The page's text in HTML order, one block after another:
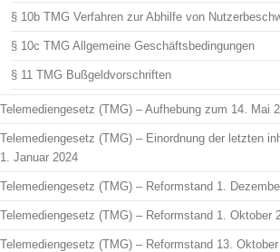
§ 10b TMG Verfahren zur Abhilfe von
§ 10c TMG Allgemeine Geschäftsbedingungen
§ 11 TMG Bußgeldvorschriften
Telemediengesetz (TMG) – Aufhebung zum 14. Mai
Telemediengesetz (TMG) – Einordnung der letzten
1. Januar 2024
Telemediengesetz (TMG) – Reformstand 1.
Telemediengesetz (TMG) – Reformstand 1. Oktober
Telemediengesetz (TMG) – Reformstand 13.